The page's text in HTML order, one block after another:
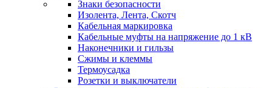
Знаки безопасности
Изолента, Лента, Скотч
Кабельная маркировка
Кабельные муфты на напряжение до 1 кВ
Наконечники и гильзы
Сжимы и клеммы
Термоусадка
Розетки и выключатели